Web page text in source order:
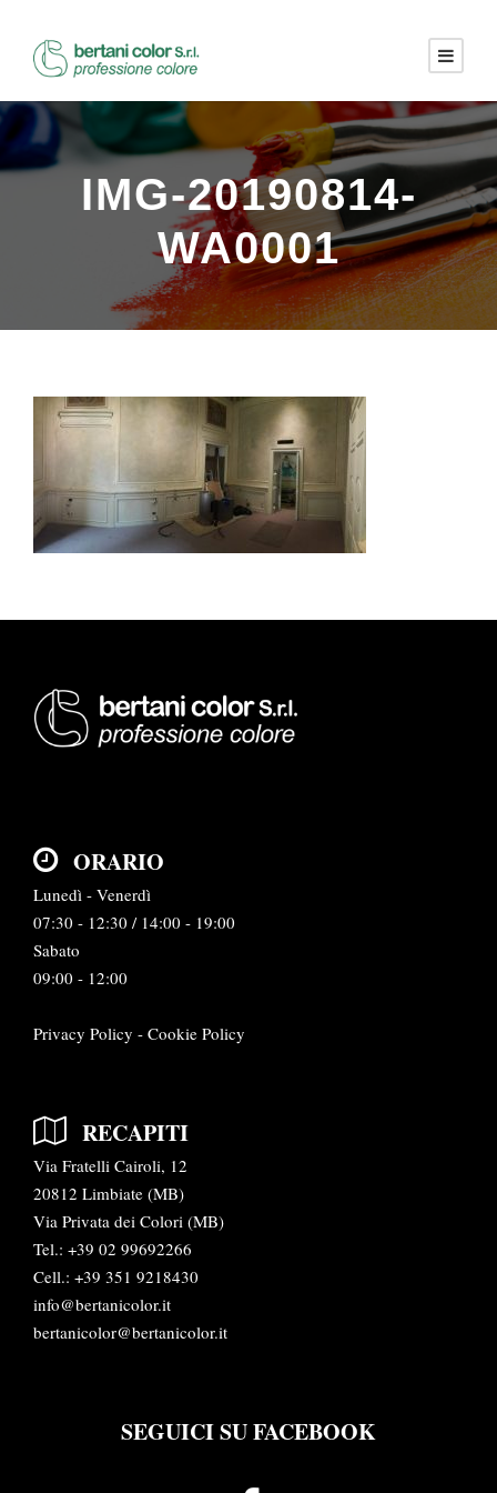
IMG-20190814-
WA0001
ORARIO
Lunedì - Venerdì
07:30 - 12:30 / 14:00 - 19:00
Sabato
09:00 - 12:00
Privacy Policy - Cookie Policy
RECAPITI
Via Fratelli Cairoli, 12
20812 Limbiate (MB)
Via Privata dei Colori (MB)
Tel.: +39 02 99692266
Cell.: +39 351 9218430
info@bertanicolor.it
bertanicolor@bertanicolor.it
SEGUICI SU FACEBOOK